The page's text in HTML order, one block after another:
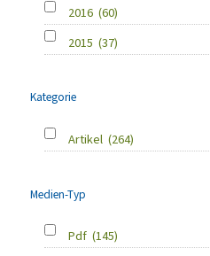
2016 (60)
2015 (37)
Kategorie
Artikel (264)
Medien-Typ
Pdf (145)